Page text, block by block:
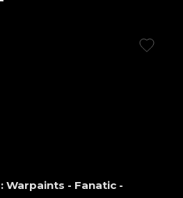
Warpaints - Fanatic -